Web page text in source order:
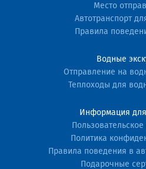
Место
Автотранспорт
Правила
Водные
Отправление на
Теплоходы для
Информация
Политика
Правила поведения в
Подарочные